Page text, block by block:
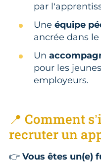
par
Une équipe
ancrée dans
Un
pour les
employeurs.
📍 Comment
recruter un
👉 Vous êtes un(e)